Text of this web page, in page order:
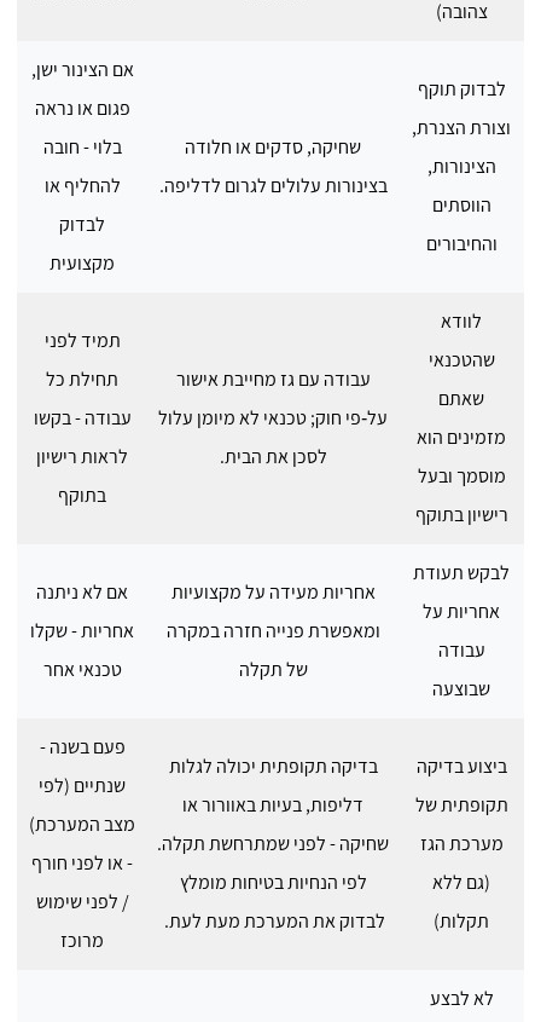
צהובה)
לבדוק תוקף
וצורת הצנרת,
הצינורות,
הווסתים
והחיבורים
שחיקה, סדקים או חלודה
בצינורות עלולים לגרום לדליפה.
אם הצינור ישן,
פגום או נראה
בלוי - חובה
להחליף או
לבדוק
מקצועית
לוודא
שהטכנאי
שאתם
מזמינים הוא
מוסמך ובעל
רישיון בתוקף
עבודה עם גז מחייבת אישור
על‑פי חוק; טכנאי לא מיומן עלול
לסכן את הבית.
תמיד לפני
תחילת כל
עבודה - בקשו
לראות רישיון
בתוקף
לבקש תעודת
אחריות על
עבודה
שבוצעה
אחריות מעידה על מקצועיות
ומאפשרת פנייה חזרה במקרה
של תקלה
אם לא ניתנה
אחריות - שקלו
טכנאי אחר
ביצוע בדיקה
תקופתית של
מערכת הגז
(גם ללא
תקלות)
בדיקה תקופתית יכולה לגלות
דליפות, בעיות באוורור או
שחיקה - לפני שמתרחשת תקלה.
לפי הנחיות בטיחות מומלץ
לבדוק את המערכת מעת לעת.
פעם בשנה -
שנתיים (לפי
מצב המערכת)
- או לפני חורף
/ לפני שימוש
מרוכז
לא לבצע